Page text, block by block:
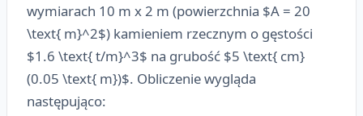
wymiarach 10 m x 2 m (powierzchnia $A = 20
\text{ m}^2$) kamieniem rzecznym o gęstości
$1.6 \text{ t/m}^3$ na grubość $5 \text{ cm}
(0.05 \text{ m})$. Obliczenie wygląda
następująco: